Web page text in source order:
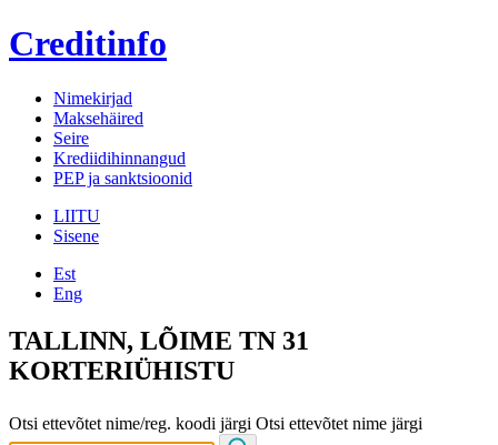
Creditinfo
Nimekirjad
Maksehäired
Seire
Krediidihinnangud
PEP ja sanktsioonid
LIITU
Sisene
Est
Eng
TALLINN, LÕIME TN 31
KORTERIÜHISTU
Otsi ettevõtet nime/reg. koodi järgi Otsi ettevõtet nime järgi